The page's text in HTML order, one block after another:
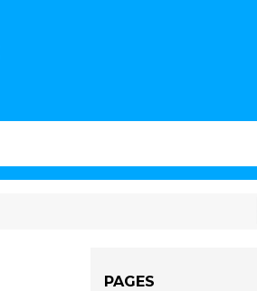
PAGES